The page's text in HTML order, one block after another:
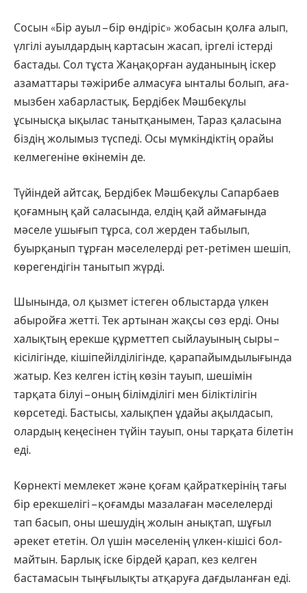
Сосын «Бір ауыл – бір өндіріс» жобасын қолға алып,
үлгілі ауыл­дардың картасын жасап, іргелі іс­терді
бастады. Сол тұста Жаңақорған ауданының іскер
азаматтары тәжі­рибе алмасуға ынталы болып, аға­
мызбен хабарластық. Бердібек Мәш­бекұлы
ұсынысқа ықылас та­нытқанымен, Тараз қаласына
біз­дің жолымыз түспеді. Осы мүм­кін­діктің орайы
келмегеніне өкінемін де.
Түйіндей айтсақ, Бердібек Мәш­бекұлы Сапарбаев
қоғамның қай саласында, елдің қай аймағында
мәселе ушығып тұрса, сол жерден табылып,
буырқанып тұрған мәсе­лелерді рет-ретімен шешіп,
көре­гендігін танытып жүрді.
Шынында, ол қызмет істеген облыстарда үлкен
абыройға жетті. Тек артынан жақсы сөз ерді. Оны
халықтың ерекше құрметтеп сый­лауының сыры –
кісілігінде, кі­шіпейілділігінде, қарапайымдылы­ғында
жатыр. Кез келген істің көзін тауып, шешімін
тарқата білуі – оның білімділігі мен біліктілігін
көрсетеді. Бастысы, халықпен ұда­йы ақылдасып,
олардың кеңесінен түйін тауып, оны тарқата білетін
еді.
Көрнекті мемлекет және қо­ғам қайраткерінің тағы
бір ерек­шелігі – қоғамды мазалаған мә­селелерді
тап басып, оны шешудің жолын анықтап, шұғыл
әрекет ете­тін. Ол үшін мәселенің үлкен-кішісі бол­
майтын. Барлық іске бірдей қарап, кез келген
баста­ма­сын тыңғылықты атқаруға дағды­ланған еді.